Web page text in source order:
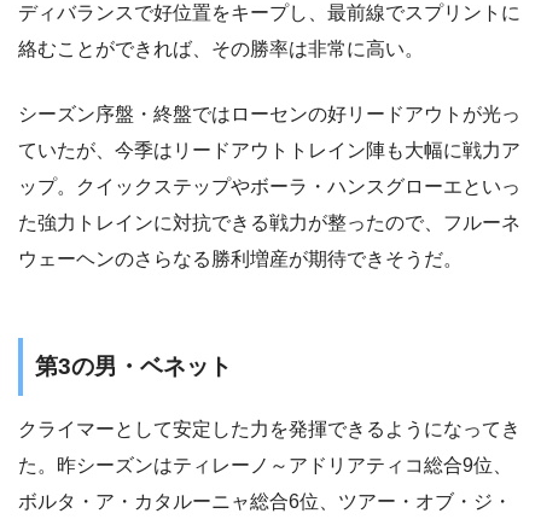
ディバランスで好位置をキープし、最前線でスプリントに
絡むことができれば、その勝率は非常に高い。
シーズン序盤・終盤ではローセンの好リードアウトが光っ
ていたが、今季はリードアウトトレイン陣も大幅に戦力ア
ップ。クイックステップやボーラ・ハンスグローエといっ
た強力トレインに対抗できる戦力が整ったので、フルーネ
ウェーヘンのさらなる勝利増産が期待できそうだ。
第3の男・ベネット
クライマーとして安定した力を発揮できるようになってき
た。昨シーズンはティレーノ～アドリアティコ総合9位、
ボルタ・ア・カタルーニャ総合6位、ツアー・オブ・ジ・